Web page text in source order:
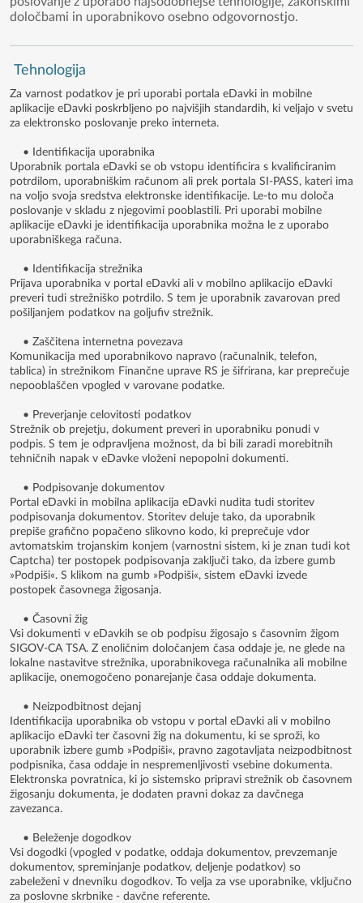
določbami in uporabnikovo osebno odgovornostjo.
Tehnologija
Za varnost podatkov je pri uporabi portala eDavki in mobilne
aplikacije eDavki poskrbljeno po najvišjih standardih, ki veljajo v svetu
za elektronsko poslovanje preko interneta.
• Identifikacija uporabnika
Uporabnik portala eDavki se ob vstopu identificira s kvalificiranim
potrdilom, uporabniškim računom ali prek portala SI-PASS, kateri ima
na voljo svoja sredstva elektronske identifikacije. Le-to mu določa
poslovanje v skladu z njegovimi pooblastili. Pri uporabi mobilne
aplikacije eDavki je identifikacija uporabnika možna le z uporabo
uporabniškega računa.
• Identifikacija strežnika
Prijava uporabnika v portal eDavki ali v mobilno aplikacijo eDavki
preveri tudi strežniško potrdilo. S tem je uporabnik zavarovan pred
pošiljanjem podatkov na goljufiv strežnik.
• Zaščitena internetna povezava
Komunikacija med uporabnikovo napravo (računalnik, telefon,
tablica) in strežnikom Finančne uprave RS je šifrirana, kar preprečuje
nepooblaščen vpogled v varovane podatke.
• Preverjanje celovitosti podatkov
Strežnik ob prejetju, dokument preveri in uporabniku ponudi v
podpis. S tem je odpravljena možnost, da bi bili zaradi morebitnih
tehničnih napak v eDavke vloženi nepopolni dokumenti.
• Podpisovanje dokumentov
Portal eDavki in mobilna aplikacija eDavki nudita tudi storitev
podpisovanja dokumentov. Storitev deluje tako, da uporabnik
prepiše grafično popačeno slikovno kodo, ki preprečuje vdor
avtomatskim trojanskim konjem (varnostni sistem, ki je znan tudi kot
Captcha) ter postopek podpisovanja zaključi tako, da izbere gumb
»Podpiši«. S klikom na gumb »Podpiši«, sistem eDavki izvede
postopek časovnega žigosanja.
• Časovni žig
Vsi dokumenti v eDavkih se ob podpisu žigosajo s časovnim žigom
SIGOV-CA TSA. Z enoličnim določanjem časa oddaje je, ne glede na
lokalne nastavitve strežnika, uporabnikovega računalnika ali mobilne
aplikacije, onemogočeno ponarejanje časa oddaje dokumenta.
• Neizpodbitnost dejanj
Identifikacija uporabnika ob vstopu v portal eDavki ali v mobilno
aplikacijo eDavki ter časovni žig na dokumentu, ki se sproži, ko
uporabnik izbere gumb »Podpiši«, pravno zagotavljata neizpodbitnost
podpisnika, časa oddaje in nespremenljivosti vsebine dokumenta.
Elektronska povratnica, ki jo sistemsko pripravi strežnik ob časovnem
žigosanju dokumenta, je dodaten pravni dokaz za davčnega
zavezanca.
• Beleženje dogodkov
Vsi dogodki (vpogled v podatke, oddaja dokumentov, prevzemanje
dokumentov, spreminjanje podatkov, deljenje podatkov) so
zabeleženi v dnevniku dogodkov. To velja za vse uporabnike, vključno
za poslovne skrbnike - davčne referente.